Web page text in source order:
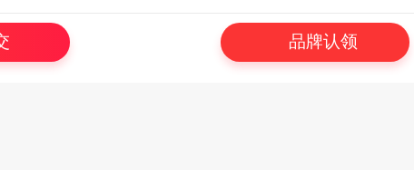
像仪、汽车后座娱乐系统等汽车安全电子产...
品牌认领